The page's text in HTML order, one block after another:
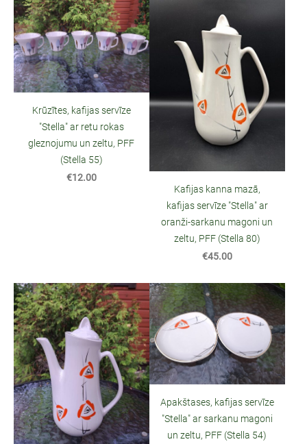
Krūzītes, kafijas servīze
"Stella" ar retu rokas
gleznojumu un zeltu, PFF
(Stella 55)
€12.00
Kafijas kanna mazā,
kafijas servīze "Stella" ar
oranži-sarkanu magoni un
zeltu, PFF (Stella 80)
€45.00
Apakštases, kafijas servīze
"Stella" ar sarkanu magoni
un zeltu, PFF (Stella 54)